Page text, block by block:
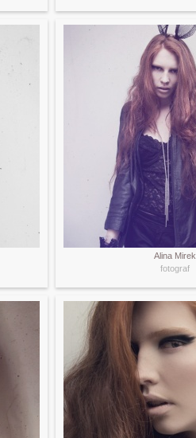
Alina Mirek
fotograf